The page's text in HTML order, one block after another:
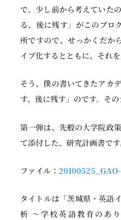
で、少し前から考えていた
る、後に残す」がこのブロ
所ですので、せっかくだか
イブ化するとともに、それ
そう、僕の書いてきたアカ
す、後に残す」のです。そ
第一弾は、先般の大学院政
て添付した、研究計画書です
ファイル：
タイトルは「茨城県・英語
析 〜学校英語教育のあ